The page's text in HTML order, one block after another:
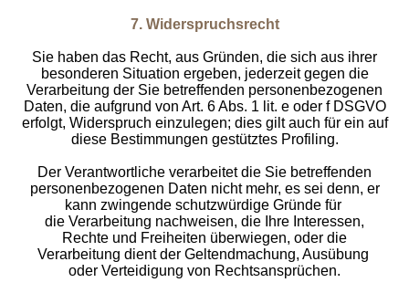
7. Widerspruchsrecht
Sie haben das Recht, aus Gründen, die sich aus ihrer
besonderen Situation ergeben, jederzeit gegen die
Verarbeitung der Sie betreffenden personenbezogenen
Daten, die aufgrund von Art. 6 Abs. 1 lit. e oder f DSGVO
erfolgt, Widerspruch einzulegen; dies gilt auch für ein auf
diese Bestimmungen gestütztes Profiling.
Der Verantwortliche verarbeitet die Sie betreffenden
personenbezogenen Daten nicht mehr, es sei denn, er
kann zwingende schutzwürdige Gründe für
die Verarbeitung nachweisen, die Ihre Interessen,
Rechte und Freiheiten überwiegen, oder die
Verarbeitung dient der Geltendmachung, Ausübung
oder Verteidigung von Rechtsansprüchen.